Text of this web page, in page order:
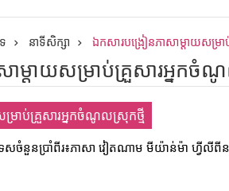
នាទីសិក្សា ឯកសារបង្រៀនភាសាម្តាយសម្រ
ាម្តាយសម្រាប់គ្រួសារអ្នកចំ
រាប់គ្រួសារអ្នកចំណូលស្រុកថ្មី
េសចំនួនប្រាំពីរ៖ភាសា វៀតណាម មីយ៉ាន់ម៉ា ហ្វីលី